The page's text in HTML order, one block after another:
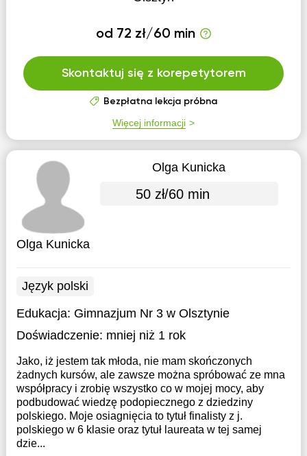
od 72 zł/60 min
Skontaktuj się z korepetytorem
Bezpłatna lekcja próbna
Więcej informacji
Olga Kunicka
Olga Kunicka
50 zł/60 min
Język polski
Edukacja: Gimnazjum Nr 3 w Olsztynie
Doświadczenie: mniej niż 1 rok
Jako, iż jestem tak młoda, nie mam skończonych
żadnych kursów, ale zawsze można spróbować ze mna
współpracy i zrobię wszystko co w mojej mocy, aby
podbudować wiedzę podopiecznego z dziedziny
polskiego. Moje osiagnięcia to tytuł finalisty z j.
polskiego w 6 klasie oraz tytuł laureata w tej samej
dzie...